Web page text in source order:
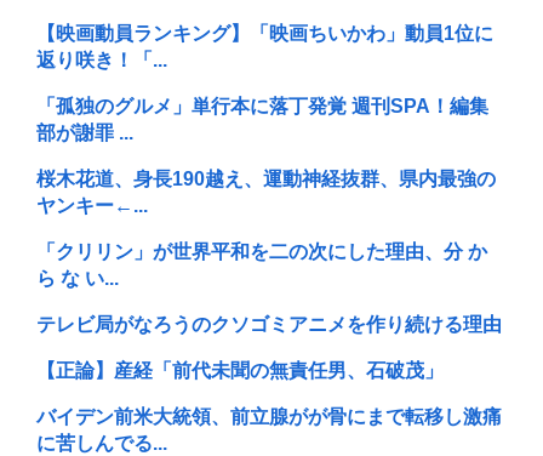
【映画動員ランキング】「映画ちいかわ」動員1位に
返り咲き！「...
「孤独のグルメ」単行本に落丁発覚 週刊SPA！編集
部が謝罪 ...
桜木花道、身長190越え、運動神経抜群、県内最強の
ヤンキー←...
「クリリン」が世界平和を二の次にした理由、分 か
ら な い...
テレビ局がなろうのクソゴミアニメを作り続ける理由
【正論】産経「前代未聞の無責任男、石破茂」
バイデン前米大統領、前立腺がが骨にまで転移し激痛
に苦しんでる...